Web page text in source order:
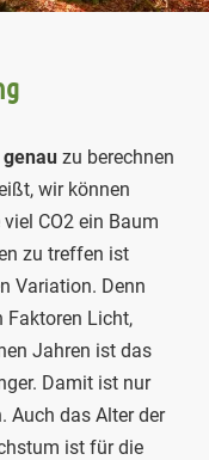
genau zu berechnen
wir können
CO2 ein Baum
zu treffen ist
Variation. Denn
Faktoren Licht,
Jahren ist das
Damit ist nur
Auch das Alter der
ist für die